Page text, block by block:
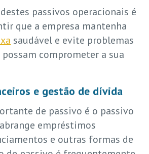
passivos operacionais é
que a empresa mantenha
saudável e evite problemas
comprometer a sua
e gestão de dívida
de passivo é o passivo
empréstimos
e outras formas de